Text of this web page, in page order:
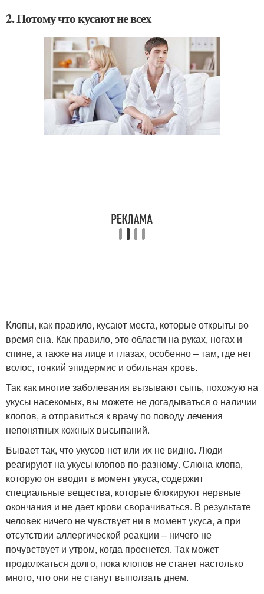
2. Потому что кусают не всех
Клопы, как правило, кусают места, которые открыты во
время сна. Как правило, это области на руках, ногах и
спине, а также на лице и глазах, особенно – там, где нет
волос, тонкий эпидермис и обильная кровь.
Так как многие заболевания вызывают сыпь, похожую на
укусы насекомых, вы можете не догадываться о наличии
клопов, а отправиться к врачу по поводу лечения
непонятных кожных высыпаний.
Бывает так, что укусов нет или их не видно. Люди
реагируют на укусы клопов по-разному. Слюна клопа,
которую он вводит в момент укуса, содержит
специальные вещества, которые блокируют нервные
окончания и не дает крови сворачиваться. В результате
человек ничего не чувствует ни в момент укуса, а при
отсутствии аллергической реакции – ничего не
почувствует и утром, когда проснется. Так может
продолжаться долго, пока клопов не станет настолько
много, что они не станут выползать днем.